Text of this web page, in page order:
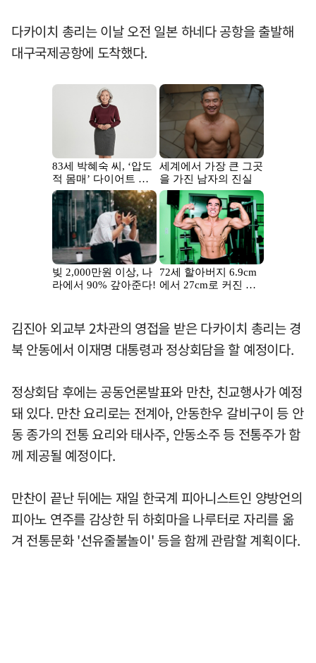
다카이치 총리는 이날 오전 일본 하네다 공항을 출발해
대구국제공항에 도착했다.
김진아 외교부 2차관의 영접을 받은 다카이치 총리는 경
북 안동에서 이재명 대통령과 정상회담을 할 예정이다.
정상회담 후에는 공동언론발표와 만찬, 친교행사가 예정
돼 있다. 만찬 요리로는 전계아, 안동한우 갈비구이 등 안
동 종가의 전통 요리와 태사주, 안동소주 등 전통주가 함
께 제공될 예정이다.
만찬이 끝난 뒤에는 재일 한국계 피아니스트인 양방언의
피아노 연주를 감상한 뒤 하회마을 나루터로 자리를 옮
겨 전통문화 '선유줄불놀이' 등을 함께 관람할 계획이다.